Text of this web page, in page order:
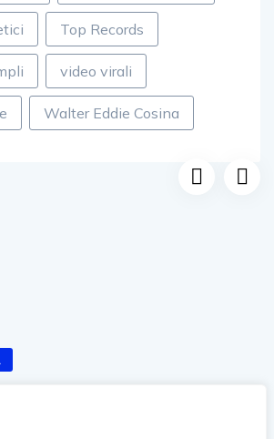
Top Records
video virali
Walter Eddie Cosina
in Or Noir Tattoo rivoluzionando